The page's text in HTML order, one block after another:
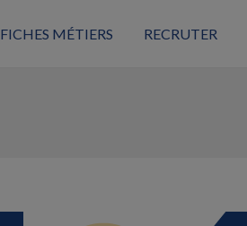
FICHES MÉTIERS RECRUTER